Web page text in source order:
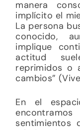
manera
implícito el
La persona
conocido,
implique
actitud
reprimidos o
cambios”
En el
sentimientos